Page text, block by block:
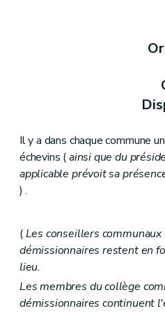
Art. L1123-11
Art. L1123-12
Art. L1123-13
Art. L1123-14
Section4– Décret du 8
Art. L1123-15
Art. L1123-16
Art. L1123-17
Il y a dans chaque commune
échevins (ainsi que du
applicable prévoit sa
) .
(Les conseillers
démissionnaires restent en
lieu.
Les membres du collège
démissionnaires continuent